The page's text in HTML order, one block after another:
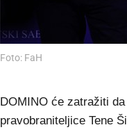
Foto: FaH
DOMINO će zatražiti
pravobraniteljice Tene